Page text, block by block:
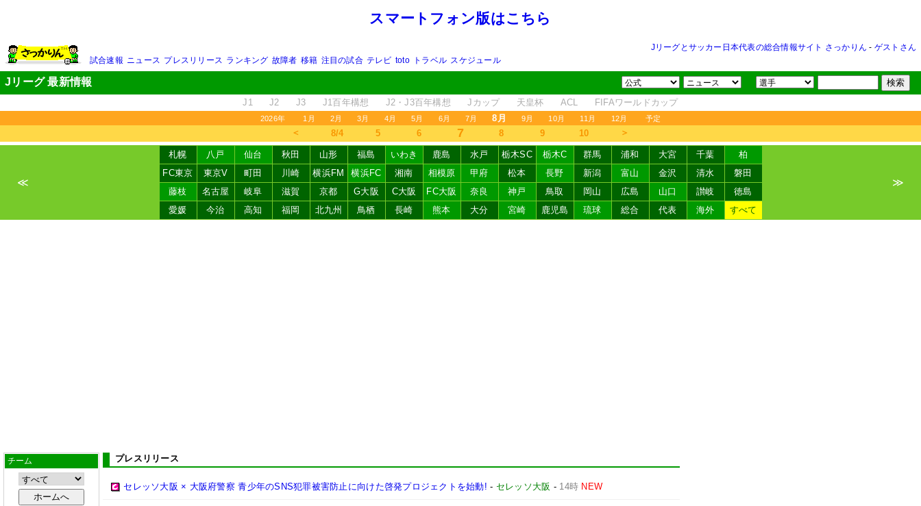
スマートフォン版はこちら
Jリーグとサッカー日本代表の総合情報サイト さっかりん - ゲストさん
試合速報 ニュース プレスリリース ランキング 故障者 移籍 注目の試合 テレビ toto トラベル スケジュール
Jリーグ 最新情報
J1 J2 J3 J1百年構想 J2・J3百年構想 Jカップ 天皇杯 ACL FIFAワールドカップ
2026年 1月 2月 3月 4月 5月 6月 7月 8月 9月 10月 11月 12月 予定
＜ 8/4 5 6 7 8 9 10 ＞
≪
札幌 八戸 仙台 秋田 山形 福島 いわき 鹿島 水戸 栃木SC 栃木C 群馬 浦和 大宮 千葉
柏
FC東京
東京V 町田 川崎 横浜FM 横浜FC 湘南 相模原 甲府 松本 長野 新潟 富山 金沢 清水
磐田
藤枝
名古屋 岐阜 滋賀 京都 G大阪 C大阪 FC大阪 奈良 神戸 鳥取 岡山 広島 山口 讃岐
徳島
愛媛
今治 高知 福岡 北九州 鳥栖 長崎 熊本 大分 宮崎 鹿児島 琉球 総合 代表 海外 すべて
≫
チーム プレスリリース
セレッソ大阪 × 大阪府警察 青少年のSNS犯罪被害防止に向けた啓発プロジェクトを始動! - セレッソ大阪 - 14時 NEW